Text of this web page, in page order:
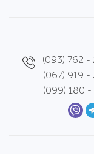
(093) 762 -
(067) 919
(099) 180